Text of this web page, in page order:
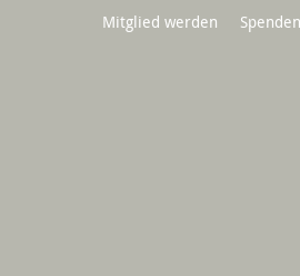
Mitglied werden Spenden